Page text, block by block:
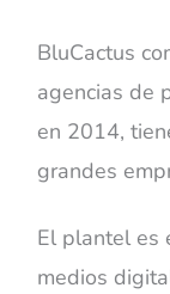
BluCactus
agencias de
en 2014,
grandes
El plantel es
medios